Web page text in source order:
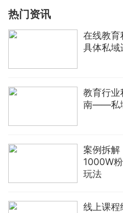
热门资讯
在线教育
具体私域
教育行业
南——私
案例拆解
1000W
玩法
线上课程